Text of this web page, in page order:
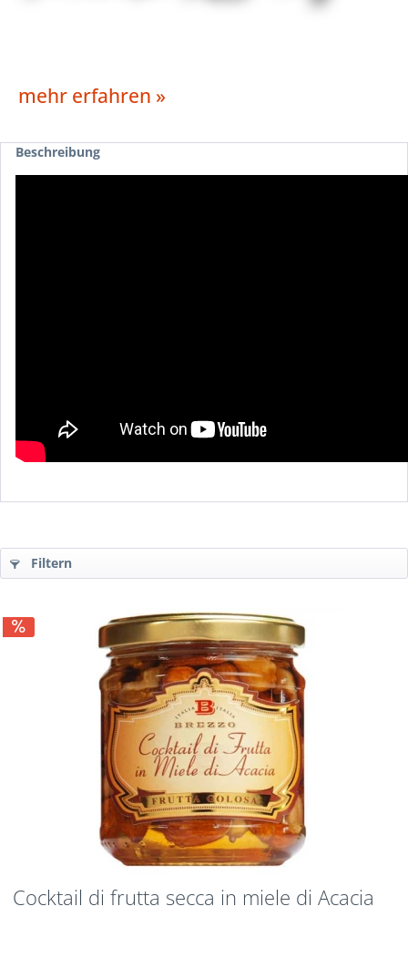
mehr erfahren »
Beschreibung
Filtern
Cocktail di frutta secca in miele di Acacia